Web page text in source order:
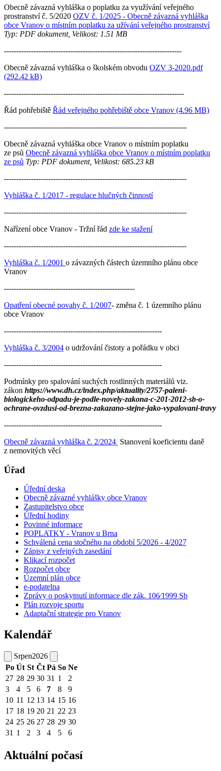
Obecně závazná vyhláška o poplatku za využívání veřejného
prostranství č. 5/2020 OZV č. 1/2025 - Obecně závazná vyhláška
obce Vranov o místním poplatku za užívání veřejného prostranství
Typ: PDF dokument, Velikost: 1.51 MB
------------------------------------------------------------------------
Obecně závazná vyhláška o školském obvodu OZV 3-2020.pdf
(292.42 kB)
-------------------------------------------------------------------------
Řád pohřebiště Řád veřejného pohřebiště obce Vranov (4.96 MB)
--------------------------------------------------------------------------
Obecně závazná vyhláška obce Vranov o místním poplatku
ze psů Obecně závazná vyhláška obce Vranov o místním poplatku
ze psů Typ: PDF dokument, Velikost: 685.23 kB
--------------------------------------------------------------------------
Vyhláška č. 1/2017 - regulace hlučných činností
--------------------------------------------------------------------------
Nařízení obce Vranov - Tržní řád zde ke stažení
--------------------------------------------------------------------------
Vyhláška č. 1/2001 o závazných částech územního plánu obce
Vranov
-----------------------------------------------------
Opatření obecné povahy č. 1/2007- změna č. 1 územního plánu
obce Vranov
----------------------------------------------------------------
Vyhláška č. 3/2004 o udržování čistoty a pořádku v obci
----------------------------------------------------------------
Podmínky pro spalování suchých rostlinných materiálů viz.
zákon https://www.dh.cz/index.php/aktuality/2757-paleni-
biologickeho-odpadu-je-podle-novely-zakona-c-201-2012-sb-o-
ochrane-ovzdusi-od-brezna-zakazano-stejne-jako-vypalovani-travy
----------------------------------------------------------------
Obecně závazná vyhláška č. 2/2024 Stanovení koeficientu daně
z nemovitých věcí
Úřad
Úřední deska
Obecně závazné vyhlášky obce Vranov
Zastupitelstvo obce
Úřední hodiny
Povinné informace
POPLATKY - Vranov u Brna
Schválená cena stočného na období 5/2026 - 4/2027
Zápisy z veřejných zasedání
Klikací rozpočet
Rozpočet obce
Územní plán obce
e-podatelna
Zprávy o poskytnutí informace dle zák. 106⁄1999 Sb
Plán rozvoje sportu
Adaptační strategie pro Vranov
Kalendář
Srpen2026
Po Út St Čt Pá So Ne
27 28 29 30 31 1
2
3
4 5 6 7 8
9
10 11 12 13 14 15 16
17 18 19 20 21 22 23
24 25 26 27 28 29 30
31 1 2 3 4 5 6
Aktuální počasí